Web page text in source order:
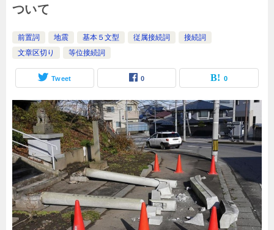
ついて
前置詞 地震 基本５文型 従属接続詞
接続詞
文章区切り
等位接続詞
Tweet 0 0